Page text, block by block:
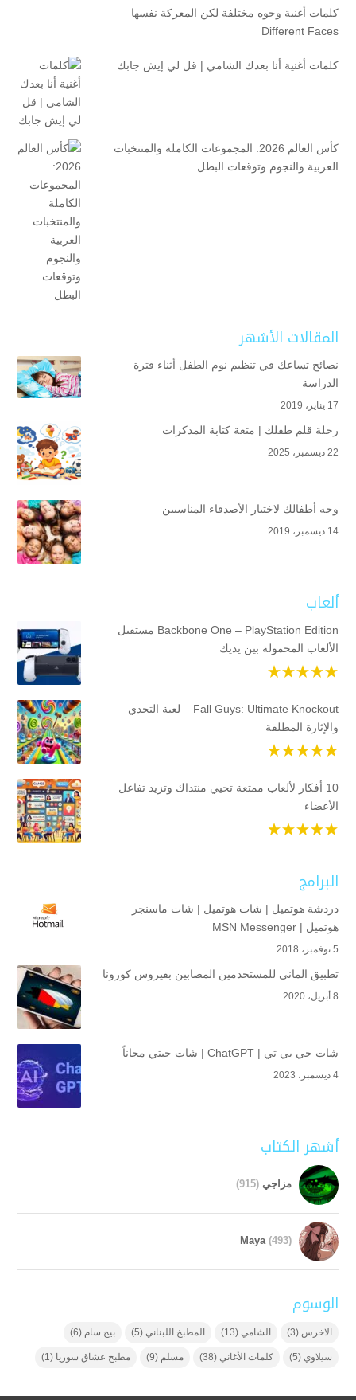
كلمات أغنية وجوه مختلفة لكن المعركة نفسها –
Different Faces
كلمات أغنية أنا بعدك الشامي | قل لي إيش جابك
كأس العالم 2026: المجموعات الكاملة والمنتخبات
العربية والنجوم وتوقعات البطل
المقالات الأشهر
نصائح تساعك في تنظيم نوم الطفل أثناء فترة
الدراسة
17 يناير، 2019
رحلة قلم طفلك | متعة كتابة المذكرات
22 ديسمبر، 2025
وجه أطفالك لاختيار الأصدقاء المناسبين
14 ديسمبر، 2019
ألعاب
Backbone One – PlayStation Edition مستقبل
الألعاب المحمولة بين يديك
Fall Guys: Ultimate Knockout – لعبة التحدي
والإثارة المطلقة
10 أفكار لألعاب ممتعة تحيي منتداك وتزيد تفاعل
الأعضاء
البرامج
دردشة هوتميل | شات هوتميل | شات ماسنجر
هوتميل | MSN Messenger
5 نوفمبر، 2018
تطبيق الماني للمستخدمين المصابين بفيروس كورونا
8 أبريل، 2020
شات جي بي تي | ChatGPT | شات جبتي مجاناً
4 ديسمبر، 2023
أشهر الكتاب
مزاجي (915)
Maya (493)
الوسوم
الاخرس (3) الشامي (13) المطبخ اللبناني (5) بيج سام (6)
سيلاوي (5) كلمات الأغاني (38) مسلم (9) مطبخ عشاق سوريا (1)